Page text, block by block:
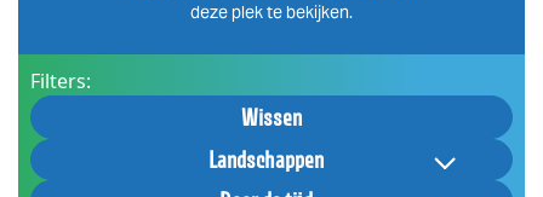
deze plek te bekijken.
Filters:
Landschappen
Wissen